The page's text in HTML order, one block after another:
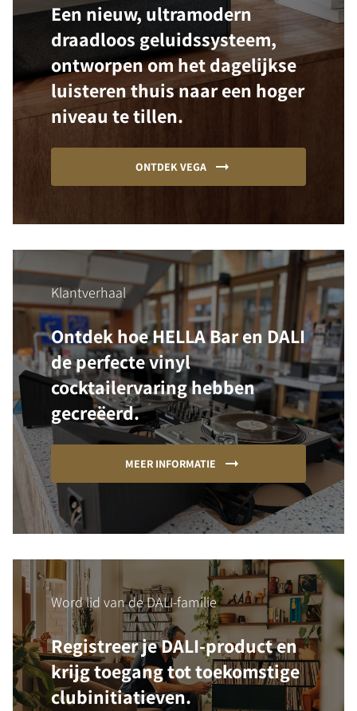
Een nieuw, ultramodern
draadloos geluidssysteem,
ontworpen om het dagelijkse
luisteren thuis naar een hoger
niveau te tillen.
ONTDEK VEGA
Klantverhaal
Ontdek hoe HELLA Bar en DALI
de perfecte vinyl
cocktailervaring hebben
gecreëerd.
MEER INFORMATIE
Word lid van de DALI-familie
Registreer je DALI-product en
krijg toegang tot toekomstige
clubinitiatieven.